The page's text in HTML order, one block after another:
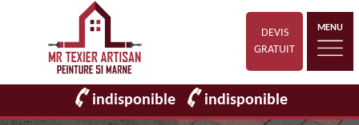
DEVIS
GRATUIT
MENU
indisponible indisponible